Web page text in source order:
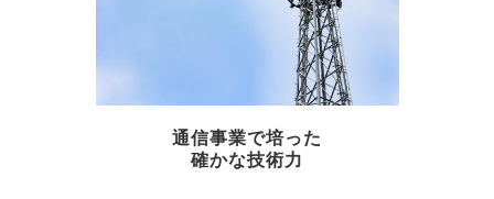
通信事業で培った
確かな技術力